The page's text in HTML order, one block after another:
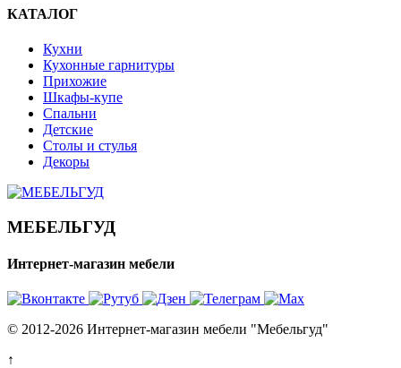
КАТАЛОГ
Кухни
Кухонные гарнитуры
Прихожие
Шкафы-купе
Спальни
Детские
Столы и стулья
Декоры
МЕБЕЛЬГУД
Интернет-магазин мебели
© 2012-2026 Интернет-магазин мебели "Мебельгуд"
↑